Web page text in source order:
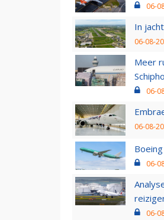
06-
In
06-08-
Meer
06-
06-08-
06-
06-